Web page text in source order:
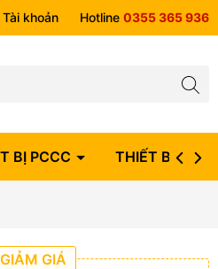
Tài khoản Hotline 0355 365 936
BỊ PCCC THIẾT BỊ ĐIỆN
GIÁ